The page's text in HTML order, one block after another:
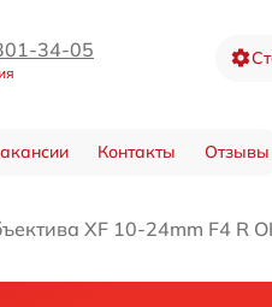
34-05
Контакты Отзывы
XF 10-24mm F4 R